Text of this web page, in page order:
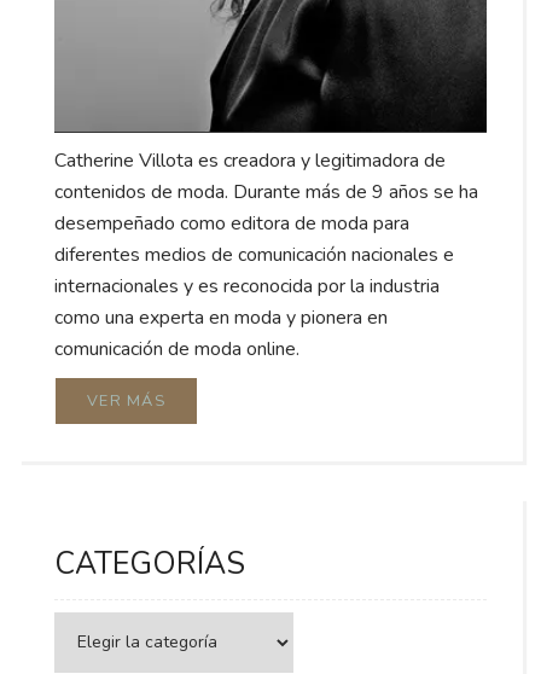
Catherine Villota es creadora y legitimadora de
contenidos de moda. Durante más de 9 años se ha
desempeñado como editora de moda para
diferentes medios de comunicación nacionales e
internacionales y es reconocida por la industria
como una experta en moda y pionera en
comunicación de moda online.
VER MÁS
CATEGORÍAS